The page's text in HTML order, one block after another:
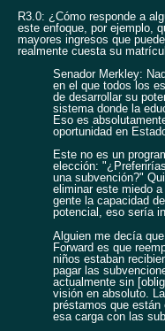
R3.0: ¿Cómo responde a
este enfoque, por ejemplo,
mayores ingresos que
realmente cuesta su
Senador Merkley:
en el que todos los
de desarrollar su
sistema donde la
Eso es
oportunidad en
Este no es un
elección:
una subvención?"
eliminar este miedo
gente la capacidad
potencial, eso sería
Alguien me decía
Forward es que
niños estaban
pagar las
actualmente sin
visión en absoluto.
préstamos que están
esa carga con las